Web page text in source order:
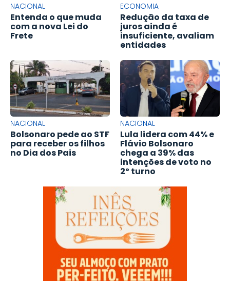
NACIONAL
Entenda o que muda
com a nova Lei do
Frete
ECONOMIA
Redução da taxa de
juros ainda é
insuficiente, avaliam
entidades
NACIONAL
Bolsonaro pede ao STF
para receber os filhos
no Dia dos Pais
NACIONAL
Lula lidera com 44% e
Flávio Bolsonaro
chega a 39% das
intenções de voto no
2º turno